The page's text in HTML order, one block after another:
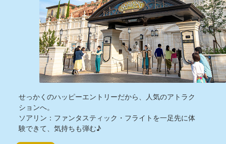
せっかくのハッピーエントリーだから、人気のアトラク
ションへ。
ソアリン：ファンタスティック・フライトを一足先に体
験できて、気持ちも弾む♪